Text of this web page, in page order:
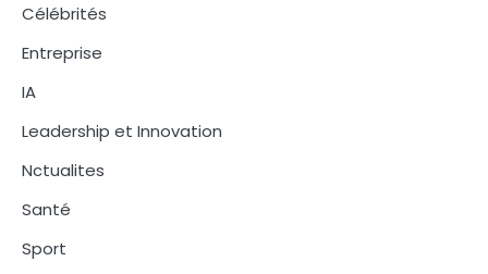
Célébrités
Entreprise
IA
Leadership et Innovation
Nctualites
Santé
Sport